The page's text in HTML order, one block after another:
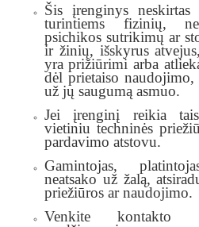
Šis įrenginys neskirtas
turintiems fizinių,
psichikos sutrikimų ar
ir žinių, išskyrus
yra prižiūrimi arba
dėl prietaiso
už jų saugumą asmuo.
Jei įrenginį reikia
vietiniu techninės
pardavimo atstovu.
Gamintojas,
neatsako už žalą,
priežiūros ar naudojimo.
Venkite kontakto